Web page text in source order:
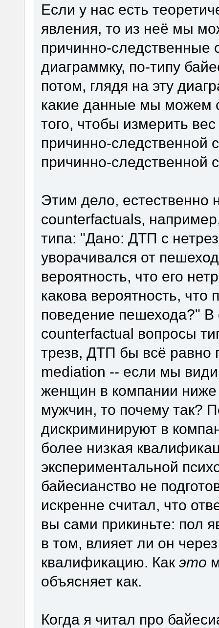
Если у нас есть
явления, то из неё мы
причинно-следственные
диаграммку, по-типу
потом, глядя на эту
какие данные мы можем
того, чтобы измерить
причинно-следственной
причинно-следственной
Этим дело, естественно
counterfactuals,
типа: "Дано: ДТП с
уворачивался от
вероятность, что его
какова вероятность,
поведение пешехода?"
counterfactual вопросы
трезв, ДТП бы всё
mediation -- если мы
женщин в компании ниже
мужчин, то почему так?
дискриминируют в
более низкая
экспериментальной
байесианство не
искренне считал, что
вы сами прикиньте: пол
в том, влияет ли он
квалификацию. Как это
объясняет как.
Когда я читал про